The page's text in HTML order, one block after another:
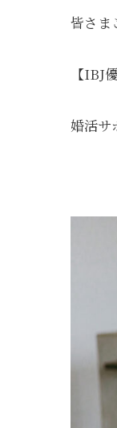
皆さま
【IBJ
婚活